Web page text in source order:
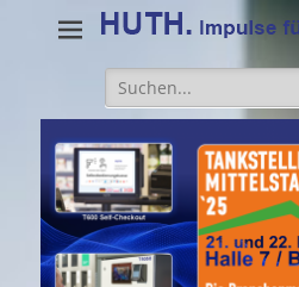
Suche
für: